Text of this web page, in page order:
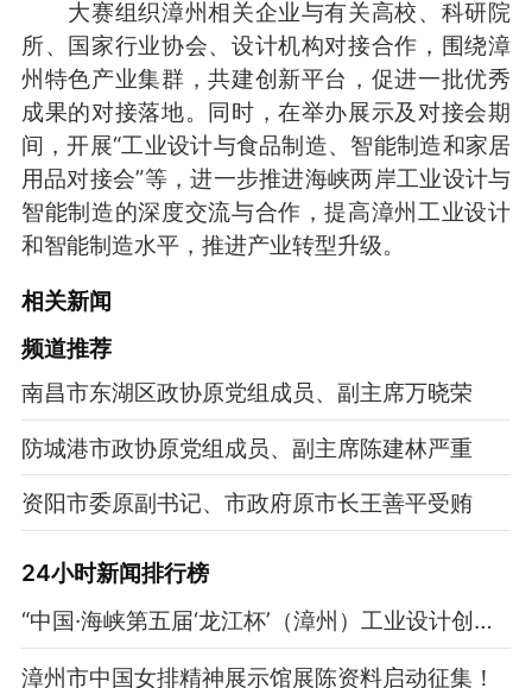
大赛组织漳州相关企业与有关高校、科研院
所、国家行业协会、设计机构对接合作，围绕漳
州特色产业集群，共建创新平台，促进一批优秀
成果的对接落地。同时，在举办展示及对接会期
间，开展“工业设计与食品制造、智能制造和家居
用品对接会”等，进一步推进海峡两岸工业设计与
智能制造的深度交流与合作，提高漳州工业设计
和智能制造水平，推进产业转型升级。
相关新闻
频道推荐
南昌市东湖区政协原党组成员、副主席万晓荣
防城港市政协原党组成员、副主席陈建林严重
资阳市委原副书记、市政府原市长王善平受贿
24小时新闻排行榜
“中国·海峡第五届‘龙江杯’（漳州）工业设计创新大赛”启动
漳州市中国女排精神展示馆展陈资料启动征集！